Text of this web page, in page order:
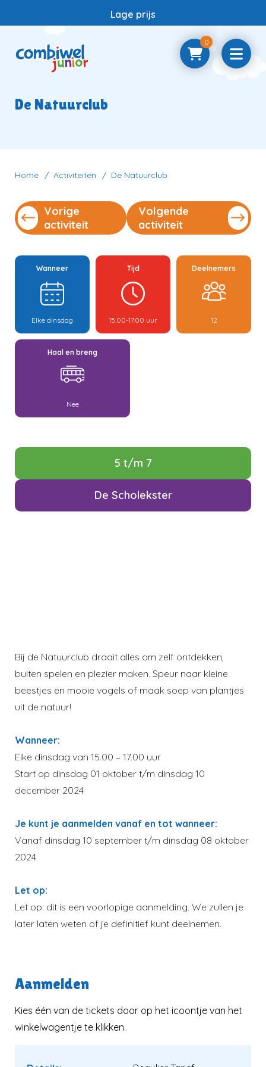
Lage prijs
0
Contact
De Natuurclub
Home Activiteiten De Natuurclub
Vorige
activiteit
Volgende
activiteit
Wanneer
Elke dinsdag
Tijd
15.00-17.00 uur
Deelnemers
12
Haal en breng
Nee
5 t/m 7
De Scholekster
Bij de Natuurclub draait alles om zelf ontdekken,
buiten spelen en plezier maken. Speur naar kleine
beestjes en mooie vogels of maak soep van plantjes
uit de natuur!
Wanneer:
Elke dinsdag van 15.00 – 17.00 uur
Start op dinsdag 01 oktober t/m dinsdag 10
december 2024
Je kunt je aanmelden vanaf en tot wanneer:
Vanaf dinsdag 10 september t/m dinsdag 08 oktober
2024
Let op:
Let op: dit is een voorlopige aanmelding. We zullen je
later laten weten of je definitief kunt deelnemen.
Aanmelden
Kies één van de tickets door op het icoontje van het
winkelwagentje te klikken.